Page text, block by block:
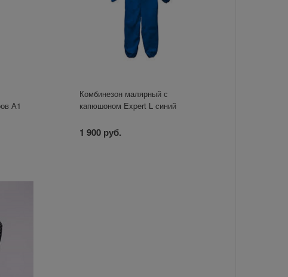
А1
Комбинезон малярный с
капюшоном Expert L синий
1 900 руб.